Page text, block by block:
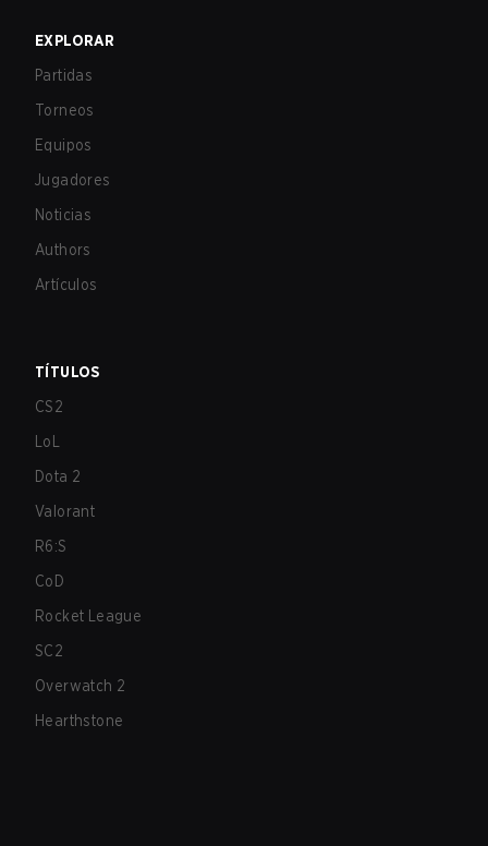
EXPLORAR
Partidas
Torneos
Equipos
Jugadores
Noticias
Authors
Artículos
TÍTULOS
CS2
LoL
Dota 2
Valorant
R6:S
CoD
Rocket League
SC2
Overwatch 2
Hearthstone